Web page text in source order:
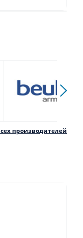
производителей